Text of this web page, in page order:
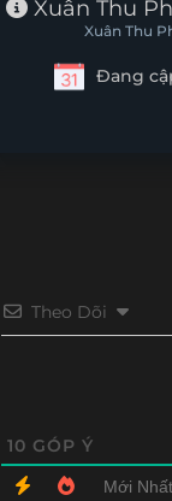
Xuân Thu
Xuân Thu
Đang
Theo Dõi
10 GÓP Ý
Mới Nhất